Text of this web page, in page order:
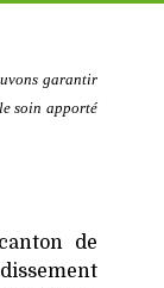
garantir
soin apporté
de